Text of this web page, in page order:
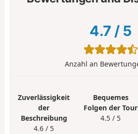
4.7 / 5
Anzahl an
Zuverlässigkeit
der
Beschreibung
4.6 / 5
Bequemes
Folgen der Tour
4.5 / 5